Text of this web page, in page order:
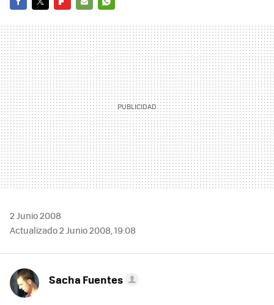
MAIL
2 Junio 2008
Actualizado 2 Junio 2008, 19:08
Sacha Fuentes